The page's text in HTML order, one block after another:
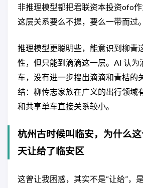
非推理模型都把君联资本投资ofo
这层关系要么不提，要么一带而过。
推理模型更聪明些，能意识到柳青
性，但只能到滴滴这一层。AI 认为
车，没有进一步搜出滴滴和青桔的
结：柳传志家族在广义的出行领域
和共享单车直接关系较小。
杭州古时候叫临安，为什么
天让给了临安区
这曾让我困惑，其实不是“让给”，